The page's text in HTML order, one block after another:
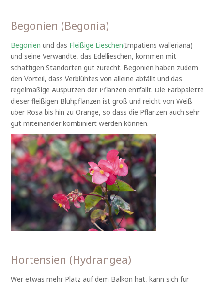
Begonien (Begonia)
Begonien und das Fleißige Lieschen(Impatiens walleriana)
und seine Verwandte, das Edellieschen, kommen mit
schattigen Standorten gut zurecht. Begonien haben zudem
den Vorteil, dass Verblühtes von alleine abfällt und das
regelmäßige Ausputzen der Pflanzen entfällt. Die Farbpalette
dieser fleißigen Blühpflanzen ist groß und reicht von Weiß
über Rosa bis hin zu Orange, so dass die Pflanzen auch sehr
gut miteinander kombiniert werden können.
Hortensien (Hydrangea)
Wer etwas mehr Platz auf dem Balkon hat, kann sich für